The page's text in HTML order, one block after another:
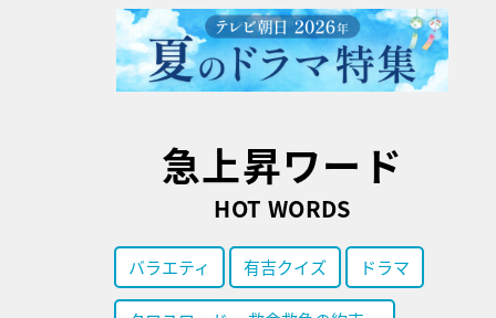
急上昇ワード
HOT WORDS
バラエティ 有吉クイズ ドラマ